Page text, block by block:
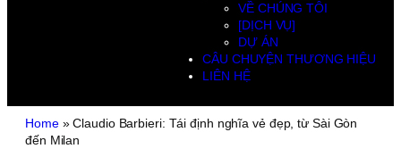
VỀ CHÚNG TÔI
[DỊCH VỤ]
DỰ ÁN
CÂU CHUYỆN THƯƠNG HIỆU
LIÊN HỆ
Home»Claudio Barbieri: Tái định nghĩa vẻ đẹp, từ Sài Gòn
đến Milan